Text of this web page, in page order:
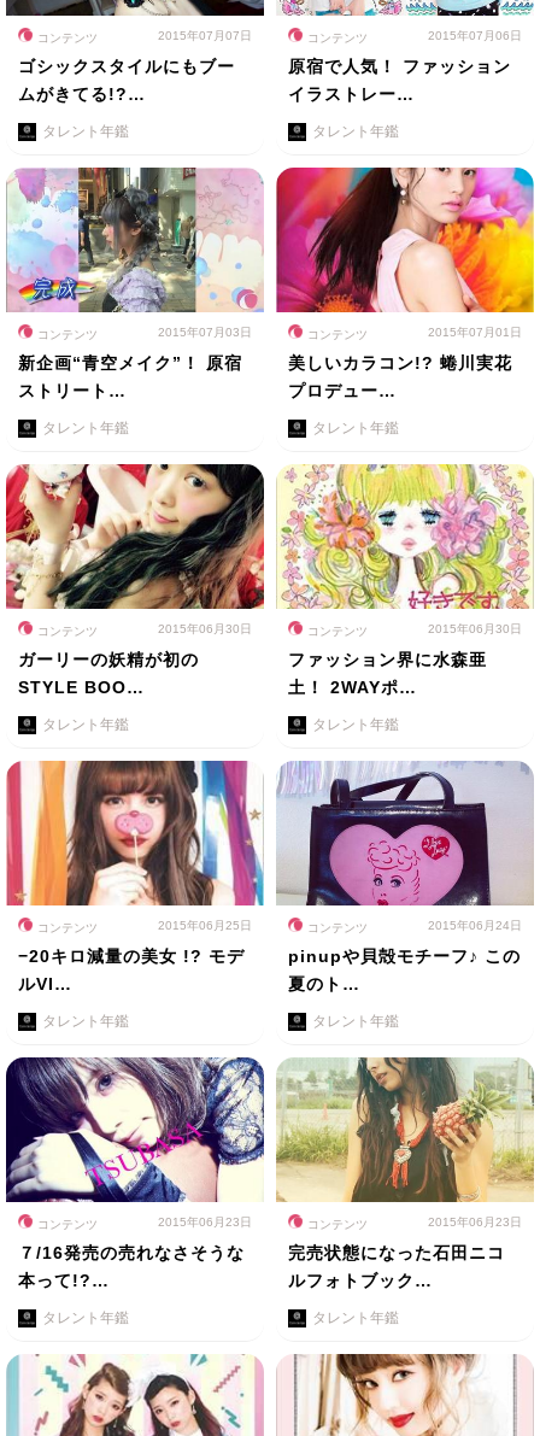
コンテンツ 2015年07月07日
ゴシックスタイルにもブー
ムがきてる!?…
タレント年鑑
コンテンツ 2015年07月06日
原宿で人気！ ファッション
イラストレー…
タレント年鑑
コンテンツ 2015年07月03日
新企画“青空メイク”！ 原宿
ストリート…
タレント年鑑
コンテンツ 2015年07月01日
美しいカラコン!? 蜷川実花
プロデュー…
タレント年鑑
コンテンツ 2015年06月30日
ガーリーの妖精が初の
STYLE BOO…
タレント年鑑
コンテンツ 2015年06月30日
ファッション界に水森亜
土！ 2WAYポ…
タレント年鑑
コンテンツ 2015年06月25日
−20キロ減量の美女 !? モデ
ルVI…
タレント年鑑
コンテンツ 2015年06月24日
pinupや貝殻モチーフ♪ この
夏のト…
タレント年鑑
コンテンツ 2015年06月23日
７/16発売の売れなさそうな
本って!?…
タレント年鑑
コンテンツ 2015年06月23日
完売状態になった石田ニコ
ルフォトブック…
タレント年鑑